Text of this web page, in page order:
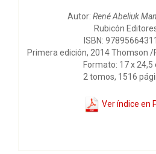
Autor: René Abeliuk
Rubicón
ISBN:
Primera edición, 2014 Thomson
Formato: 17 x 24,5
2 tomos, 1516
Ver índice en